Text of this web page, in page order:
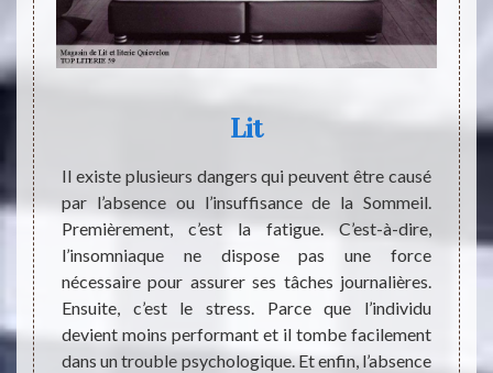
des
Ce
les
et
Lit
Il existe plusieurs dangers qui peuvent être causé
par l’absence ou l’insuffisance de la Sommeil.
Premièrement, c’est la fatigue. C’est-à-dire,
l’insomniaque ne dispose pas une force
nécessaire pour assurer ses tâches journalières.
Ensuite, c’est le stress. Parce que l’individu
devient moins performant et il tombe facilement
dans un trouble psychologique. Et enfin, l’absence
lit.